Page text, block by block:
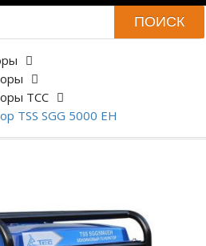
ПОИСК
ТСС
TSS SGG 5000 EH